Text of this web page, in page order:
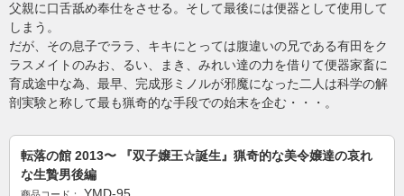
父親に口舌舐め奉仕をさせる。そして最後には便器として使用して
しまう。
だが、その息子でララ、キキにとっては腹違いの兄である有田をク
ラスメイトのみお、るい、まき、みれい達の力を借りて便器家畜に
育成途中な為、最早、完成形ミノルが邪魔になった二人は科学の解
剖実験と称して最も猟奇的な手段での始末を企む・・・。
転落の館 2013〜 『双子嬢王☆誕生』猟奇的な美令嬢達の哀れ
な生贄男後編